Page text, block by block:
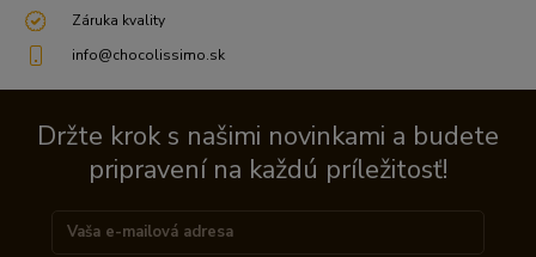
Záruka kvality
info@chocolissimo.sk
Držte krok s našimi novinkami a budete
pripravení na každú príležitosť!